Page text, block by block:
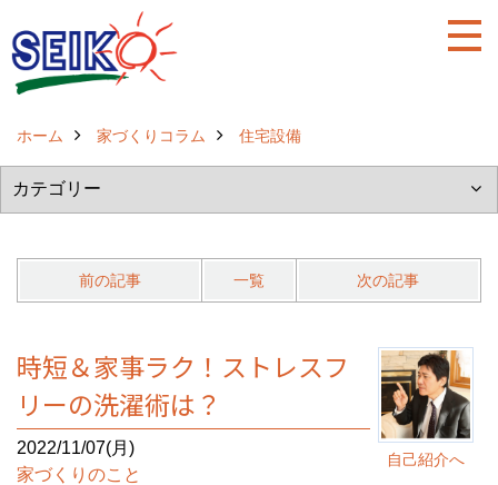
ホーム 家づくりコラム 住宅設備
前の記事 一覧 次の記事
自己紹介へ
時短＆家事ラク！ストレスフ
リーの洗濯術は？
2022/11/07(月)
家づくりのこと